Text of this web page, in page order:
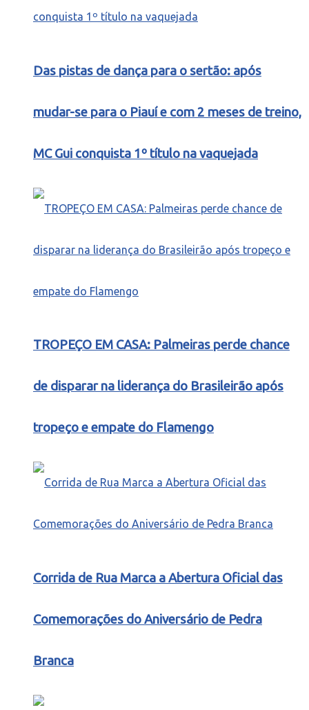
Das pistas de dança para o sertão: após
mudar-se para o Piauí e com 2 meses de treino,
MC Gui conquista 1º título na vaquejada
TROPEÇO EM CASA: Palmeiras perde chance
de disparar na liderança do Brasileirão após
tropeço e empate do Flamengo
Corrida de Rua Marca a Abertura Oficial das
Comemorações do Aniversário de Pedra
Branca